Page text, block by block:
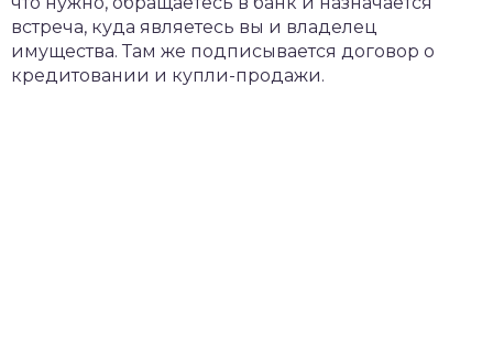
встреча, куда являетесь вы и владелец
имущества. Там же подписывается договор о
кредитовании и купли-продажи.